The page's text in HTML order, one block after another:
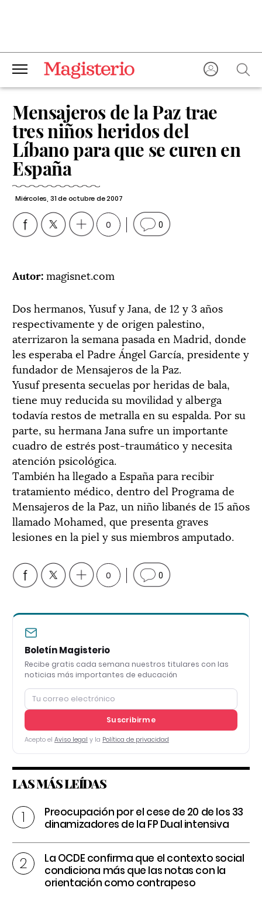
Mensajeros de la Paz trae
tres niños heridos del
Líbano para que se curen en
España
Miércoles, 31 de octubre de 2007
0 0
Autor:magisnet.com
Dos hermanos, Yusuf y Jana, de 12 y 3 años
respectivamente y de origen palestino,
aterrizaron la semana pasada en Madrid, donde
les esperaba el Padre Ángel García, presidente y
fundador de Mensajeros de la Paz.
Yusuf presenta secuelas por heridas de bala,
tiene muy reducida su movilidad y alberga
todavía restos de metralla en su espalda. Por su
parte, su hermana Jana sufre un importante
cuadro de estrés post-traumático y necesita
atención psicológica.
También ha llegado a España para recibir
tratamiento médico, dentro del Programa de
Mensajeros de la Paz, un niño libanés de 15 años
llamado Mohamed, que presenta graves
lesiones en la piel y sus miembros amputado.
0 0
Boletín Magisterio
Recibe gratis cada semana nuestros titulares con las
noticias más importantes de educación
Suscribirme
Acepto el Aviso legal y la Política de privacidad
LAS MÁS LEÍDAS
Preocupación por el cese de 20 de los 33
dinamizadores de la FP Dual intensiva
La OCDE confirma que el contexto social
condiciona más que las notas con la
orientación como contrapeso